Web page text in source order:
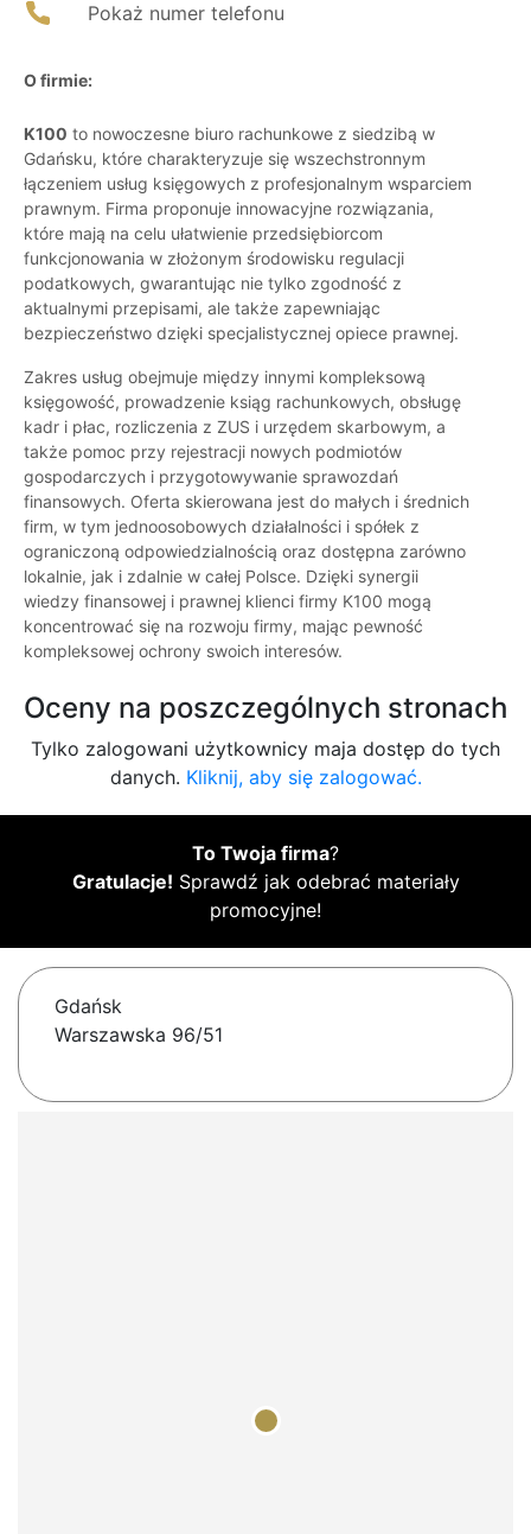
Pokaż numer telefonu
O firmie:
K100 to nowoczesne biuro rachunkowe z siedzibą w
Gdańsku, które charakteryzuje się wszechstronnym
łączeniem usług księgowych z profesjonalnym wsparciem
prawnym. Firma proponuje innowacyjne rozwiązania,
które mają na celu ułatwienie przedsiębiorcom
funkcjonowania w złożonym środowisku regulacji
podatkowych, gwarantując nie tylko zgodność z
aktualnymi przepisami, ale także zapewniając
bezpieczeństwo dzięki specjalistycznej opiece prawnej.
Zakres usług obejmuje między innymi kompleksową
księgowość, prowadzenie ksiąg rachunkowych, obsługę
kadr i płac, rozliczenia z ZUS i urzędem skarbowym, a
także pomoc przy rejestracji nowych podmiotów
gospodarczych i przygotowywanie sprawozdań
finansowych. Oferta skierowana jest do małych i średnich
firm, w tym jednoosobowych działalności i spółek z
ograniczoną odpowiedzialnością oraz dostępna zarówno
lokalnie, jak i zdalnie w całej Polsce. Dzięki synergii
wiedzy finansowej i prawnej klienci firmy K100 mogą
koncentrować się na rozwoju firmy, mając pewność
kompleksowej ochrony swoich interesów.
Oceny na poszczególnych stronach
Tylko zalogowani użytkownicy maja dostęp do tych
danych. Kliknij, aby się zalogować.
To Twoja firma?
Gratulacje! Sprawdź jak odebrać materiały
promocyjne!
Gdańsk
Warszawska 96/51